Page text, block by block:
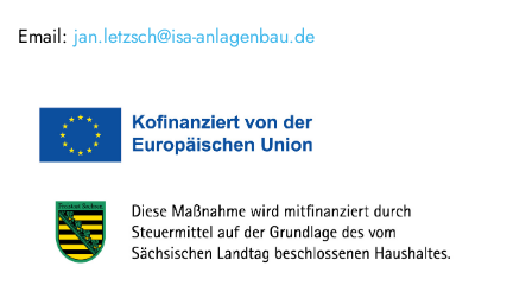
Email: jan.letzsch@isa-anlagenbau.de